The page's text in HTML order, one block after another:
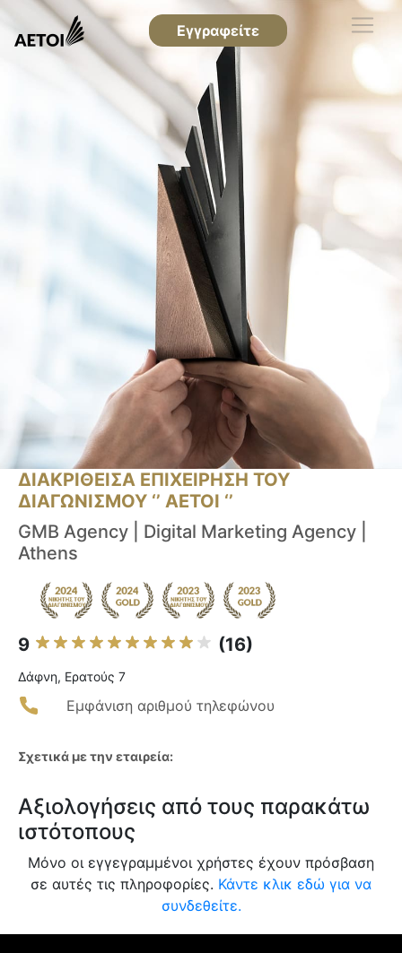
Εγγραφείτε
ΔΙΑΚΡΙΘΕΙΣΑ ΕΠΙΧΕΙΡΗΣΗ ΤΟΥ
ΔΙΑΓΩΝΙΣΜΟΥ ‘’ ΑΕΤΟΙ ‘’
GMB Agency | Digital Marketing Agency |
Athens
9 (16)
Δάφνη, Ερατούς 7
Εμφάνιση αριθμού τηλεφώνου
Σχετικά με την εταιρεία:
Αξιολογήσεις από τους παρακάτω
ιστότοπους
Μόνο οι εγγεγραμμένοι χρήστες έχουν πρόσβαση
σε αυτές τις πληροφορίες. Κάντε κλικ εδώ για να
συνδεθείτε.